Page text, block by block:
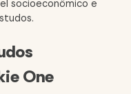
socioeconômico e
One